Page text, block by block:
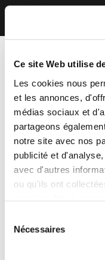
Ce site Web utilise
Les cookies nous
et les annonces,
médias sociaux et
partageons
notre site avec nos
publicité et
avec d'autres
ou qu'ils ont
Nécessaires